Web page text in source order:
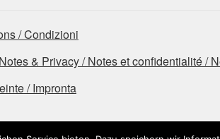
/ Condizioni
& Privacy / Notes et confidentialité /
/ Impronta